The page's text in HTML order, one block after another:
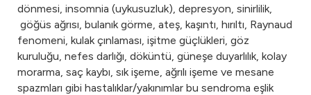
dönmesi, insomnia (uykusuzluk), depresyon, sinirlilik,
göğüs ağrısı, bulanık görme, ateş, kaşıntı, hırıltı, Raynaud
fenomeni, kulak çınlaması, işitme güçlükleri, göz
kuruluğu, nefes darlığı, döküntü, güneşe duyarlılık, kolay
morarma, saç kaybı, sık işeme, ağrılı işeme ve mesane
spazmları gibi hastalıklar/yakınımlar bu sendroma eşlik